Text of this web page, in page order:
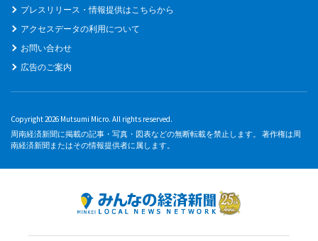
プレスリリース・情報提供はこちらから
アクセスデータの利用について
お問い合わせ
広告のご案内
Copyright 2026 Mutsumi Micro. All rights reserved.
周南経済新聞に掲載の記事・写真・図表などの無断転載を禁止します。 著作権は周
南経済新聞またはその情報提供者に属します。